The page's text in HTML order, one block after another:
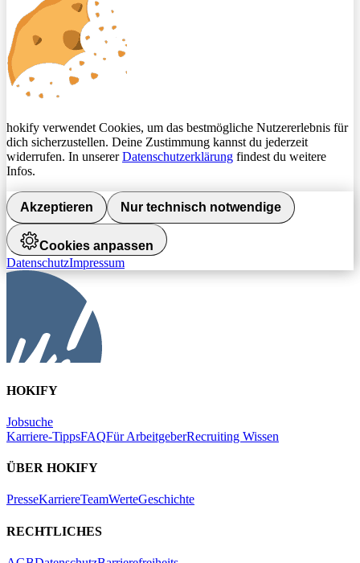
hokify verwendet Cookies, um das bestmögliche Nutzererlebnis für
dich sicherzustellen. Deine Zustimmung kannst du jederzeit
widerrufen. In unsererDatenschutzerklärung findest du weitere
Infos.
Akzeptieren Nur technisch notwendige
Cookies anpassen
DatenschutzImpressum
HOKIFY
Jobsuche
Karriere-TippsFAQFür ArbeitgeberRecruiting Wissen
ÜBER HOKIFY
PresseKarriereTeamWerteGeschichte
RECHTLICHES